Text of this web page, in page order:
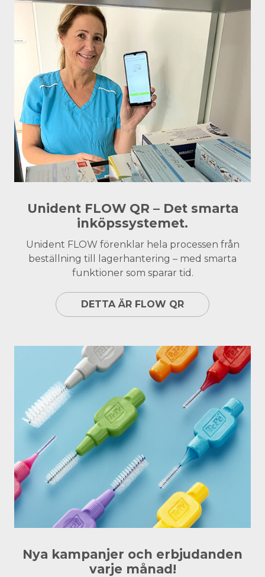
Unident FLOW QR – Det smarta
inköpssystemet.
Unident FLOW förenklar hela processen från
beställning till lagerhantering – med smarta
funktioner som sparar tid.
DETTA ÄR FLOW QR
Nya kampanjer och erbjudanden
varje månad!